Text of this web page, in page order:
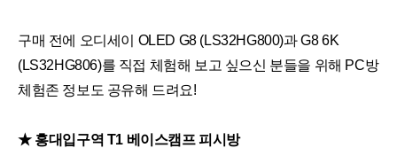
구매 전에 오디세이 OLED G8 (LS32HG800)과 G8 6K
(LS32HG806)를 직접 체험해 보고 싶으신 분들을 위해 PC방
체험존 정보도 공유해 드려요!
★ 홍대입구역 T1 베이스캠프 피시방